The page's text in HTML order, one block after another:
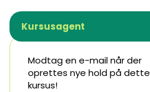
Kursusagent
Modtag en e-mail når der
oprettes nye hold på dette
kursus!